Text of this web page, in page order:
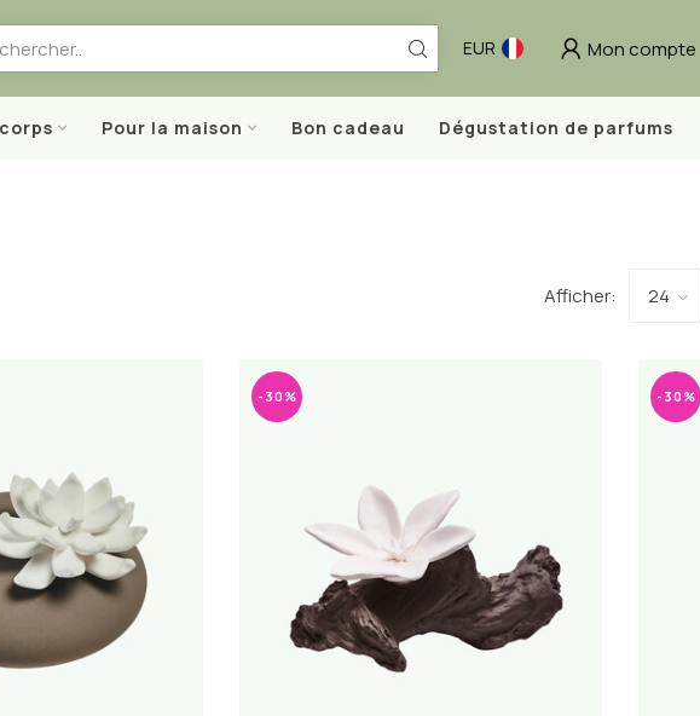
EUR Mon compte
Pour la maison Bon cadeau Dégustation de parfums
Afficher:
-30% -30%